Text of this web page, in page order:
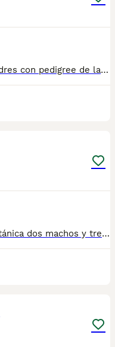
Hembrita british shorthair lilac,padres con pedigree de las mejores líneas actuales,se entregan con cartilla sanitaria, vacunas y desparasitaciones al dia.. para más info y fotos contactar 649581597 pongo fotos de padres y de ella desde pequeñita era la más guapa de la camada..
Estupendos cachorros de raza británica dos machos y tres hembras disponibles se entregan con todo al día .